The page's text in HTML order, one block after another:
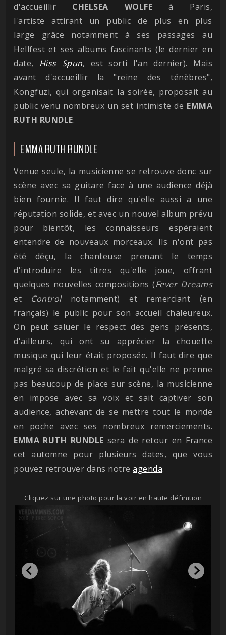
d'accueillir CHELSEA WOLFE à Paris,
l'artiste attirant un public de plus en plus
large grâce notamment à ses passages au
Hellfest et ses albums fascinants (le dernier en
date, Hiss Spun, est sorti l'an dernier). Mais
avant d'accueillir la "reine des ténèbres",
Kongfuzi, qui organisait la soirée, proposait au
public venu nombreux un set intimiste de EMMA
RUTH RUNDLE.
EMMA RUTH RUNDLE
Venue seule, la musicienne se retrouve donc sur
scène avec sa guitare face à une audience déjà
bien fournie. Il faut dire qu'elle aussi a une
réputation solide, et avec un nouvel album prévu
pour bientôt, les connaisseurs espéraient
entendre de nouveaux morceaux. Ils n'ont pas
été déçu, la chanteuse prenant le temps
d'introduire les titres qu'elle joue, offrant
quelques nouvelles compositions (Fever Dreams
et Controlnotamment) et remerciant (en
français) le public pour son accueil chaleureux.
On peut saluer le respect des gens présents,
d'ailleurs, qui ont su apprécier la chouette
musique qui leur était proposée. Il faut dire que
malgré sa discrétion et le fait qu'elle ne prenne
pas beaucoup de place sur scène, la musicienne
en impose avec sa voix et sait captiver son
audience, achevant de se mettre tout le monde
en poche avec ses nombreux remerciements.
EMMA RUTH RUNDLE sera de retour en France
cet automne pour plusieurs dates, que vous
pouvez retrouver dans notre agenda.
Cliquez sur une photo pour la voir en haute définition